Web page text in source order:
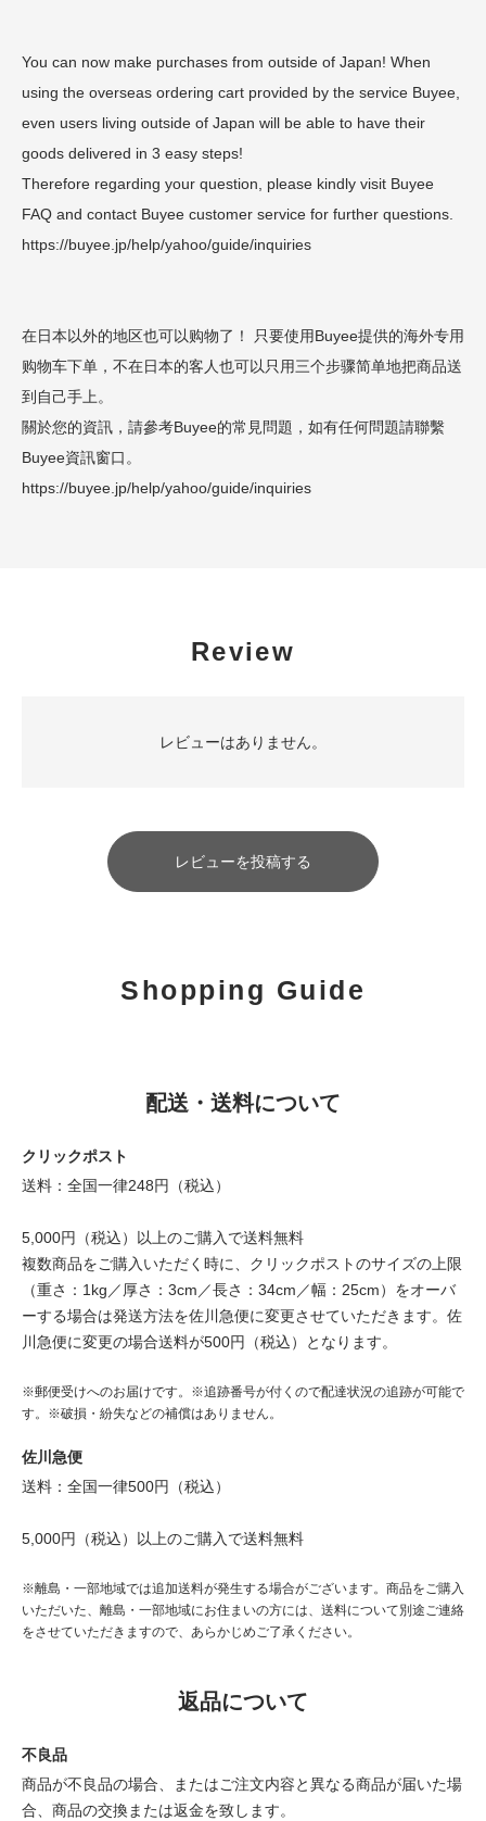
You can now make purchases from outside of Japan! When
using the overseas ordering cart provided by the service Buyee,
even users living outside of Japan will be able to have their
goods delivered in 3 easy steps!
Therefore regarding your question, please kindly visit Buyee
FAQ and contact Buyee customer service for further questions.
https://buyee.jp/help/yahoo/guide/inquiries
在日本以外的地区也可以购物了！ 只要使用Buyee提供的海外专用
购物车下单，不在日本的客人也可以只用三个步骤简单地把商品送
到自己手上。
關於您的資訊，請參考Buyee的常見問題，如有任何問題請聯繫
Buyee資訊窗口。
https://buyee.jp/help/yahoo/guide/inquiries
Review
レビューはありません。
レビューを投稿する
Shopping Guide
配送・送料について
クリックポスト
送料：全国一律248円（税込）
5,000円（税込）以上のご購入で送料無料
複数商品をご購入いただく時に、クリックポストのサイズの上限
（重さ：1kg／厚さ：3cm／長さ：34cm／幅：25cm）をオーバ
ーする場合は発送方法を佐川急便に変更させていただきます。佐
川急便に変更の場合送料が500円（税込）となります。
※郵便受けへのお届けです。※追跡番号が付くので配達状況の追跡が可能で
す。※破損・紛失などの補償はありません。
佐川急便
送料：全国一律500円（税込）
5,000円（税込）以上のご購入で送料無料
※離島・一部地域では追加送料が発生する場合がございます。商品をご購入
いただいた、離島・一部地域にお住まいの方には、送料について別途ご連絡
をさせていただきますので、あらかじめご了承ください。
返品について
不良品
商品が不良品の場合、またはご注文内容と異なる商品が届いた場
合、商品の交換または返金を致します。